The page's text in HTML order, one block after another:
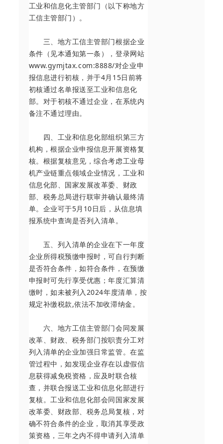
工业和信息化主管部门（以下称地方
工信主管部门）。
三、地方工信主管部门根据企业
条件（见本通知第一条），登录网站
www.gymjtax.com:8888/对企业申
报信息进行初核，并于4月15日前将
初核通过名单报送至工业和信息化
部。对于初核不通过企业，在系统内
备注不通过理由。
四、工业和信息化部组织第三方
机构，根据企业申报信息开展资格复
核。根据复核意见，综合考虑工业母
机产业链重点领域企业情况，工业和
信息化部、国家发展改革委、财政
部、税务总局进行联审并确认最终清
单。企业可于5月10日后，从信息填
报系统中查询是否列入清单。
五、列入清单的企业在下一年度
企业所得税预缴申报时，可自行判断
是否符合条件，如符合条件，在预缴
申报时可先行享受优惠；年度汇算清
缴时，如未被列入2024年度清单，按
规定补缴税款,依法不加收滞纳金。
六、地方工信主管部门会同发展
改革、财政、税务部门按职责分工对
列入清单的企业加强日常监管。在监
管过程中，如发现企业存在以虚假信
息获得减免税资格，应及时联合核
查，并联合报送工业和信息化部进行
复核。工业和信息化部会同国家发展
改革委、财政部、税务总局复核，对
确不符合条件的企业，取消其享受政
策资格，三年之内不得申请列入清单